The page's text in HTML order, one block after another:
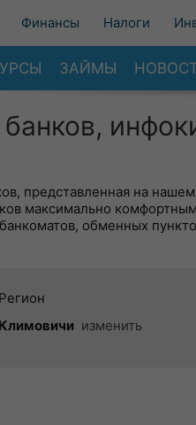
Финансы Налоги
ЗАЙМЫ
представленная на нашем
максимально
обменных
Регион
Климовичи изменить